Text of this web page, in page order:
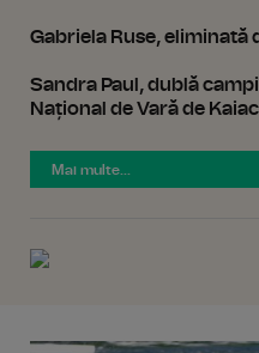
Gabriela Ruse, eliminată
Sandra Paul, dublă
Național de Vară de
Mai multe...